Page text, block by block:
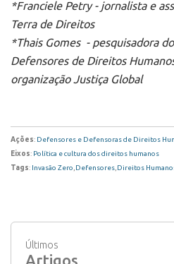
*Franciele Petry - jornalista e
Terra de Direitos
*Thais Gomes - pesquisadora
Defensores de Direitos
organização Justiça Global
Ações: Defensores e Defensoras de Direitos
Eixos: Política e cultura dos direitos humanos
Tags: Invasão Zero Defensores Direitos
Últimos
Artigos